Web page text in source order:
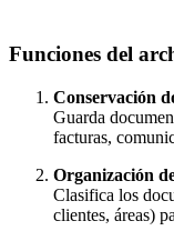
Funciones del
Conservación
Guarda
facturas,
Organización
Clasifica los
clientes, áreas)